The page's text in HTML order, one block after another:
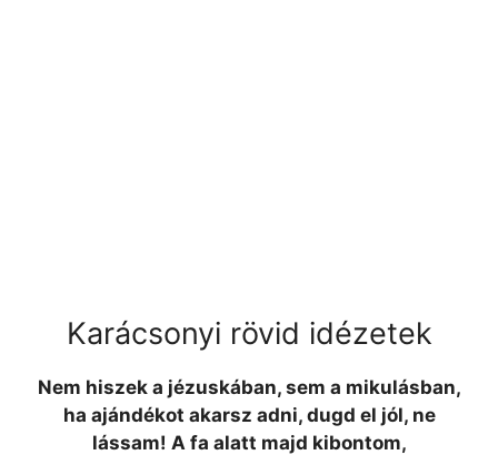
Karácsonyi rövid idézetek
Nem hiszek a jézuskában, sem a mikulásban,
ha ajándékot akarsz adni, dugd el jól, ne
lássam! A fa alatt majd kibontom,